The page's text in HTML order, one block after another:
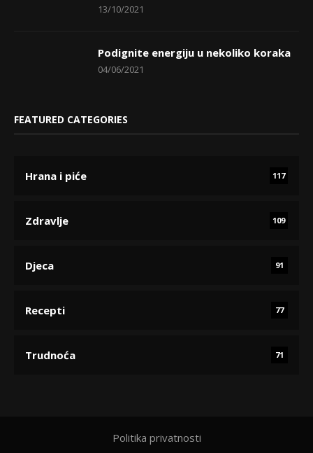
13/10/2021
Podignite energiju u nekoliko koraka
04/06/2021
FEATURED CATEGORIES
Hrana i piće 117
Zdravlje 109
Djeca 91
Recepti 77
Trudnoća 71
Politika privatnosti